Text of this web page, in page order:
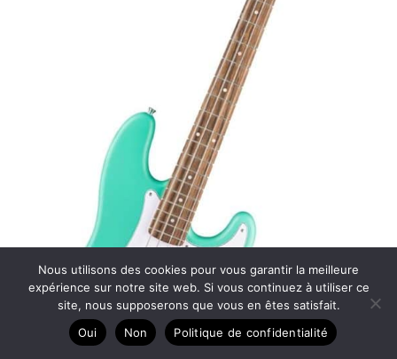
Nous utilisons des cookies pour vous garantir la meilleure
expérience sur notre site web. Si vous continuez à utiliser ce
site, nous supposerons que vous en êtes satisfait.
Oui
Non Politique de confidentialité